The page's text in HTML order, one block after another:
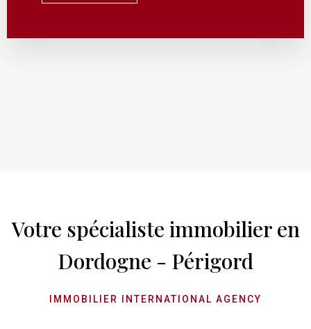
Votre spécialiste immobilier en
Dordogne - Périgord
IMMOBILIER INTERNATIONAL AGENCY